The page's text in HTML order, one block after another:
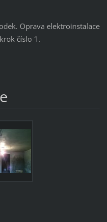
Oprava elektroinstalace
číslo 1.